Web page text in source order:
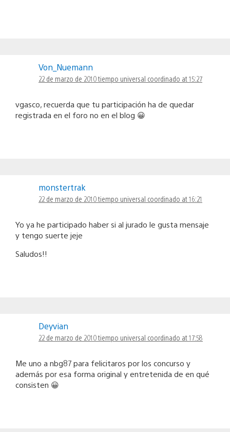
Von_Nuemann
22 de marzo de 2010 tiempo universal coordinado at 15:27
vgasco, recuerda que tu participación ha de quedar
registrada en el foro no en el blog 😀
monstertrak
22 de marzo de 2010 tiempo universal coordinado at 16:21
Yo ya he participado haber si al jurado le gusta mensaje
y tengo suerte jeje
Saludos!!
Deyvian
22 de marzo de 2010 tiempo universal coordinado at 17:58
Me uno a nbg87 para felicitaros por los concurso y
además por esa forma original y entretenida de en qué
consisten 😀